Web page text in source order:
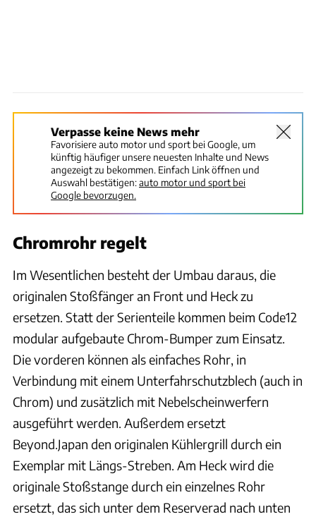
Verpasse keine News mehr
Favorisiere auto motor und sport bei Google, um
künftig häufiger unsere neuesten Inhalte und News
angezeigt zu bekommen. Einfach Link öffnen und
Auswahl bestätigen:auto motor und sport bei
Google bevorzugen.
Chromrohr regelt
Im Wesentlichen besteht der Umbau daraus, die
originalen Stoßfänger an Front und Heck zu
ersetzen. Statt der Serienteile kommen beim Code12
modular aufgebaute Chrom-Bumper zum Einsatz.
Die vorderen können als einfaches Rohr, in
Verbindung mit einem Unterfahrschutzblech (auch in
Chrom) und zusätzlich mit Nebelscheinwerfern
ausgeführt werden. Außerdem ersetzt
Beyond.Japan den originalen Kühlergrill durch ein
Exemplar mit Längs-Streben. Am Heck wird die
originale Stoßstange durch ein einzelnes Rohr
ersetzt, das sich unter dem Reserverad nach unten